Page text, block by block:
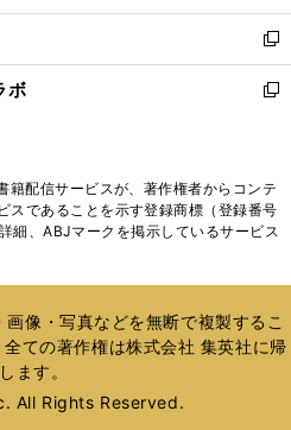
開
く
ウ
で
開
く
ン
ド
ウ
で
ウ
ィ
ン
ド
く
新
し
い
ド
ウ
で
ボ
新
ィ
ン
ド
開
く
配信サービスが、著作権者からコンテ
スであることを示す登録商標（登録番号
細、ABJマークを掲示しているサービス
像・写真などを無断で複製するこ
ての著作権は株式会社 集英社に帰
ます。
All Rights Reserved.